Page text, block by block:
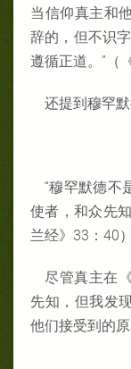
当信仰真主和
辞的，但不识
遵循正道。”（
还提到穆罕
“穆罕默德不
使者，和众先
兰经》33：40）
尽管真主在
先知，但我发
他们接受到的